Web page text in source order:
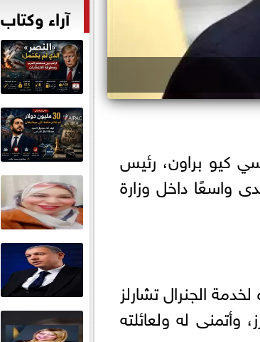
سي كيو براون، رئيس
واسعًا داخل وزارة
الجنرال تشارلز
بارز، وأتمنى له ولعائلته
آراء وكتاب
لتكريم...